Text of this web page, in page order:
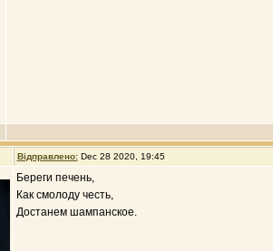
Відправлено: Dec 28 2020, 19:45
Береги печень,
Как смолоду честь,
Достанем шампанское.